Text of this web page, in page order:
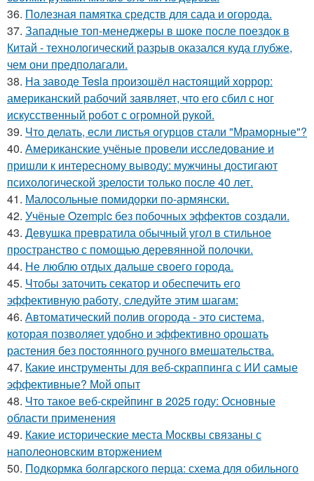
36. Полезная памятка средств для сада и огорода.
37. Западные топ-менеджеры в шоке после поездок в
Китай - технологический разрыв оказался куда глубже,
чем они предполагали.
38. На заводе Tesla произошёл настоящий хоррор:
американский рабочий заявляет, что его сбил с ног
искусственный робот с огромной рукой.
39. Что делать, если листья огурцов стали "Мраморные"?
40. Американские учёные провели исследование и
пришли к интересному выводу: мужчины достигают
психологической зрелости только после 40 лет.
41. Малосольные помидорки по-армянски.
42. Учёные Ozempic без побочных эффектов создали.
43. Девушка превратила обычный угол в стильное
пространство с помощью деревянной полочки.
44. Не люблю отдых дальше своего города.
45. Чтобы заточить секатор и обеспечить его
эффективную работу, следуйте этим шагам:
46. Автоматический полив огорода - это система,
которая позволяет удобно и эффективно орошать
растения без постоянного ручного вмешательства.
47. Какие инструменты для веб-скраппинга с ИИ самые
эффективные? Мой опыт
48. Что такое веб-скрейпинг в 2025 году: Основные
области применения
49. Какие исторические места Москвы связаны с
наполеоновским вторжением
50. Подкормка болгарского перца: схема для обильного